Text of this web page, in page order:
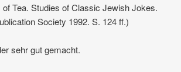
Tea. Studies of Classic Jewish Jokes.
Society 1992. S. 124 ff.)
sehr gut gemacht.